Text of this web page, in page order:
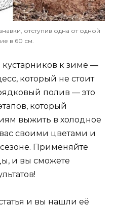
отступив одна от одной
в 60 см.
к зиме —
который не стоит
полив — это
который
выжить в холодное
своими цветами и
Применяйте
и вы сможете
и вы нашли её